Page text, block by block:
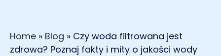
Home » Blog » Czy woda filtrowana jest
zdrowa? Poznaj fakty i mity o jakości wody